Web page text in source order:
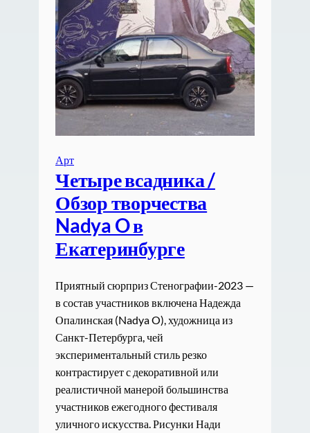
Арт
Четыре всадника /
Обзор творчества
Nadya O в
Екатеринбурге
Приятный сюрприз Стенографии-2023 —
в состав участников включена Надежда
Опалинская (Nadya O), художница из
Санкт-Петербурга, чей
экспериментальный стиль резко
контрастирует с декоративной или
реалистичной манерой большинства
участников ежегодного фестиваля
уличного искусства. Рисунки Нади